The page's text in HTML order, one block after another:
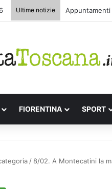
Ultime notizie Appuntamenti
FIORENTINA SPORT
/8/02. A Montecatini la